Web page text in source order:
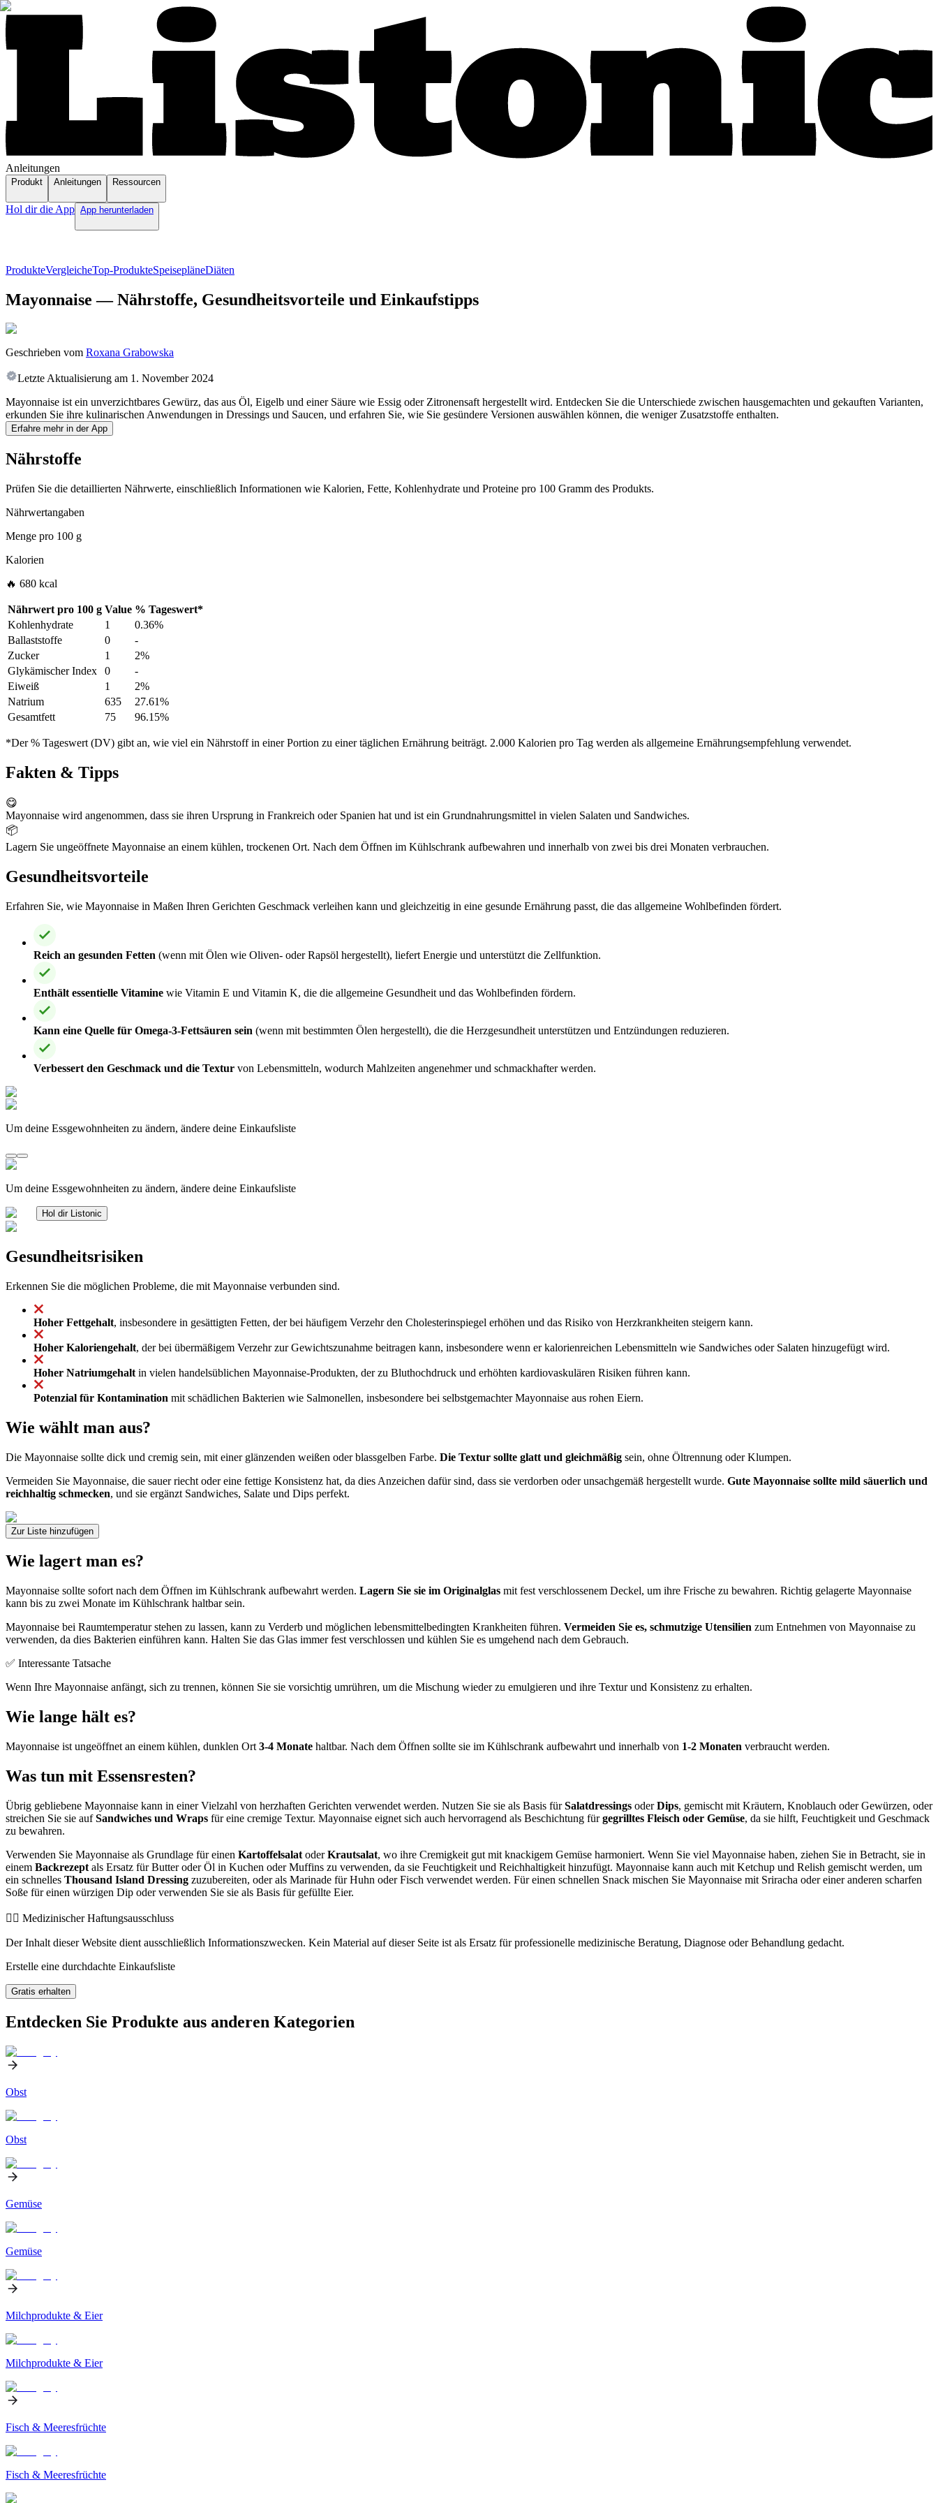
Anleitungen
Produkt Anleitungen Ressourcen
Hol dir die App App herunterladen
ProdukteVergleicheTop-ProdukteSpeisepläneDiäten
Mayonnaise — Nährstoffe, Gesundheitsvorteile und Einkaufstipps
Geschrieben vom Roxana Grabowska
Letzte Aktualisierung am 1. November 2024
Mayonnaise ist ein unverzichtbares Gewürz, das aus Öl, Eigelb und einer Säure wie Essig oder Zitronensaft hergestellt wird. Entdecken Sie die Unterschiede zwischen hausgemachten und gekauften Varianten,
erkunden Sie ihre kulinarischen Anwendungen in Dressings und Saucen, und erfahren Sie, wie Sie gesündere Versionen auswählen können, die weniger Zusatzstoffe enthalten.
Erfahre mehr in der App
Nährstoffe
Prüfen Sie die detaillierten Nährwerte, einschließlich Informationen wie Kalorien, Fette, Kohlenhydrate und Proteine pro 100 Gramm des Produkts.
Nährwertangaben
Menge pro 100 g
Kalorien
🔥 680 kcal
Nährwert pro 100 g Value % Tageswert*
Kohlenhydrate
1
0.36%
Ballaststoffe
0
-
Zucker
1
2%
Glykämischer Index
0
-
Eiweiß
1
2%
Natrium
635
27.61%
Gesamtfett
75 96.15%
*Der % Tageswert (DV) gibt an, wie viel ein Nährstoff in einer Portion zu einer täglichen Ernährung beiträgt. 2.000 Kalorien pro Tag werden als allgemeine Ernährungsempfehlung verwendet.
Fakten & Tipps
😋
Mayonnaise wird angenommen, dass sie ihren Ursprung in Frankreich oder Spanien hat und ist ein Grundnahrungsmittel in vielen Salaten und Sandwiches.
📦
Lagern Sie ungeöffnete Mayonnaise an einem kühlen, trockenen Ort. Nach dem Öffnen im Kühlschrank aufbewahren und innerhalb von zwei bis drei Monaten verbrauchen.
Gesundheitsvorteile
Erfahren Sie, wie Mayonnaise in Maßen Ihren Gerichten Geschmack verleihen kann und gleichzeitig in eine gesunde Ernährung passt, die das allgemeine Wohlbefinden fördert.
Reich an gesunden Fetten (wenn mit Ölen wie Oliven- oder Rapsöl hergestellt), liefert Energie und unterstützt die Zellfunktion.
Enthält essentielle Vitamine wie Vitamin E und Vitamin K, die die allgemeine Gesundheit und das Wohlbefinden fördern.
Kann eine Quelle für Omega-3-Fettsäuren sein (wenn mit bestimmten Ölen hergestellt), die die Herzgesundheit unterstützen und Entzündungen reduzieren.
Verbessert den Geschmack und die Textur von Lebensmitteln, wodurch Mahlzeiten angenehmer und schmackhafter werden.
Um deine Essgewohnheiten zu ändern, ändere deine Einkaufsliste
Um deine Essgewohnheiten zu ändern, ändere deine Einkaufsliste
Hol dir Listonic
Gesundheitsrisiken
Erkennen Sie die möglichen Probleme, die mit Mayonnaise verbunden sind.
Hoher Fettgehalt, insbesondere in gesättigten Fetten, der bei häufigem Verzehr den Cholesterinspiegel erhöhen und das Risiko von Herzkrankheiten steigern kann.
Hoher Kaloriengehalt, der bei übermäßigem Verzehr zur Gewichtszunahme beitragen kann, insbesondere wenn er kalorienreichen Lebensmitteln wie Sandwiches oder Salaten hinzugefügt wird.
Hoher Natriumgehalt in vielen handelsüblichen Mayonnaise-Produkten, der zu Bluthochdruck und erhöhten kardiovaskulären Risiken führen kann.
Potenzial für Kontamination mit schädlichen Bakterien wie Salmonellen, insbesondere bei selbstgemachter Mayonnaise aus rohen Eiern.
Wie wählt man aus?
Die Mayonnaise sollte dick und cremig sein, mit einer glänzenden weißen oder blassgelben Farbe. Die Textur sollte glatt und gleichmäßig sein, ohne Öltrennung oder Klumpen.
Vermeiden Sie Mayonnaise, die sauer riecht oder eine fettige Konsistenz hat, da dies Anzeichen dafür sind, dass sie verdorben oder unsachgemäß hergestellt wurde. Gute Mayonnaise sollte mild säuerlich und
reichhaltig schmecken, und sie ergänzt Sandwiches, Salate und Dips perfekt.
Zur Liste hinzufügen
Wie lagert man es?
Mayonnaise sollte sofort nach dem Öffnen im Kühlschrank aufbewahrt werden. Lagern Sie sie im Originalglas mit fest verschlossenem Deckel, um ihre Frische zu bewahren. Richtig gelagerte Mayonnaise
kann bis zu zwei Monate im Kühlschrank haltbar sein.
Mayonnaise bei Raumtemperatur stehen zu lassen, kann zu Verderb und möglichen lebensmittelbedingten Krankheiten führen. Vermeiden Sie es, schmutzige Utensilien zum Entnehmen von Mayonnaise zu
verwenden, da dies Bakterien einführen kann. Halten Sie das Glas immer fest verschlossen und kühlen Sie es umgehend nach dem Gebrauch.
✅ Interessante Tatsache
Wenn Ihre Mayonnaise anfängt, sich zu trennen, können Sie sie vorsichtig umrühren, um die Mischung wieder zu emulgieren und ihre Textur und Konsistenz zu erhalten.
Wie lange hält es?
Mayonnaise ist ungeöffnet an einem kühlen, dunklen Ort 3-4 Monate haltbar. Nach dem Öffnen sollte sie im Kühlschrank aufbewahrt und innerhalb von 1-2 Monaten verbraucht werden.
Was tun mit Essensresten?
Übrig gebliebene Mayonnaise kann in einer Vielzahl von herzhaften Gerichten verwendet werden. Nutzen Sie sie als Basis fürSalatdressings oderDips, gemischt mit Kräutern, Knoblauch oder Gewürzen, oder
streichen Sie sie aufSandwiches und Wraps für eine cremige Textur. Mayonnaise eignet sich auch hervorragend als Beschichtung fürgegrilltes Fleisch oder Gemüse, da sie hilft, Feuchtigkeit und Geschmack
zu bewahren.
Verwenden Sie Mayonnaise als Grundlage für einen Kartoffelsalat oderKrautsalat, wo ihre Cremigkeit gut mit knackigem Gemüse harmoniert. Wenn Sie viel Mayonnaise haben, ziehen Sie in Betracht, sie in
einem Backrezept als Ersatz für Butter oder Öl in Kuchen oder Muffins zu verwenden, da sie Feuchtigkeit und Reichhaltigkeit hinzufügt. Mayonnaise kann auch mit Ketchup und Relish gemischt werden, um
ein schnelles Thousand Island Dressing zuzubereiten, oder als Marinade für Huhn oder Fisch verwendet werden. Für einen schnellen Snack mischen Sie Mayonnaise mit Sriracha oder einer anderen scharfen
Soße für einen würzigen Dip oder verwenden Sie sie als Basis für gefüllte Eier.
👨‍⚕️️ Medizinischer Haftungsausschluss
Der Inhalt dieser Website dient ausschließlich Informationszwecken. Kein Material auf dieser Seite ist als Ersatz für professionelle medizinische Beratung, Diagnose oder Behandlung gedacht.
Erstelle eine durchdachte Einkaufsliste
Gratis erhalten
Entdecken Sie Produkte aus anderen Kategorien
Obst
Obst
Gemüse
Gemüse
Milchprodukte & Eier
Milchprodukte & Eier
Fisch & Meeresfrüchte
Fisch & Meeresfrüchte